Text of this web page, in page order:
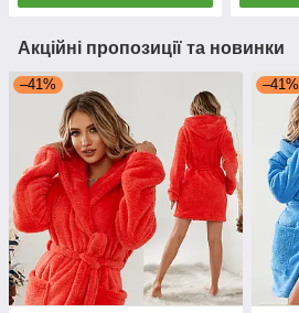
Акційні пропозиції та новинки
–41% –41%